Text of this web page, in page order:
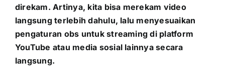
direkam. Artinya, kita bisa merekam video
langsung terlebih dahulu, lalu menyesuaikan
pengaturan obs untuk streaming di platform
YouTube atau media sosial lainnya secara
langsung.